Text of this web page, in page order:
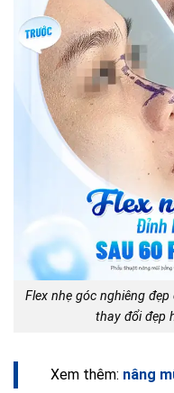
Flex nhẹ góc nghiêng
thay đổi đẹp
Xem thêm: nâng